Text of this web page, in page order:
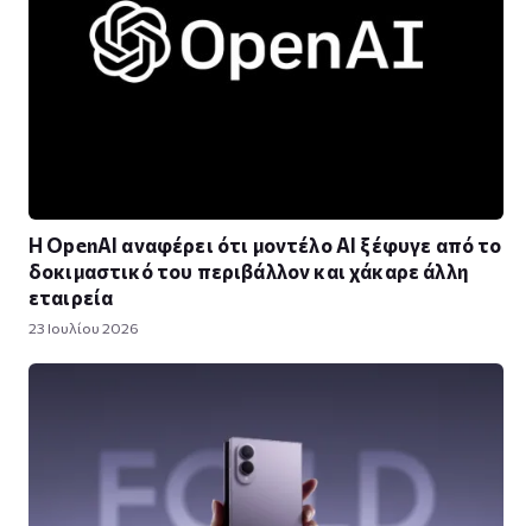
Η OpenAI αναφέρει ότι μοντέλο AI ξέφυγε από το
δοκιμαστικό του περιβάλλον και χάκαρε άλλη
εταιρεία
23 Ιουλίου 2026